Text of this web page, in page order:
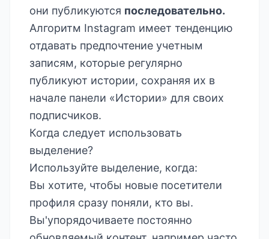
они публикуются последовательно.
Алгоритм Instagram имеет тенденцию
отдавать предпочтение учетным
записям, которые регулярно
публикуют истории, сохраняя их в
начале панели «Истории» для своих
подписчиков.
Когда следует использовать
выделение?
Используйте выделение, когда:
Вы хотите, чтобы новые посетители
профиля сразу поняли, кто вы.
Вы'упорядочиваете постоянно